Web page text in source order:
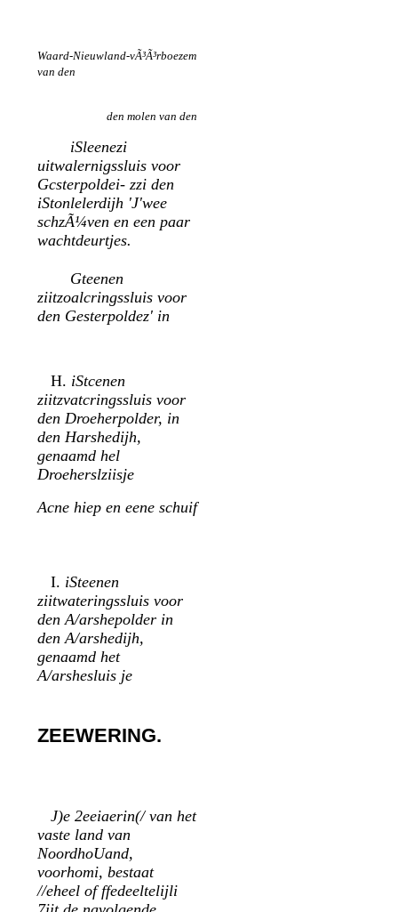
Waard-Nieuwland-vÃ³Ã³rboezem
van den
den molen van den
iSleenezi
uitwalernigssluis voor
Gcsterpoldei- zzi den
iStonlelerdijh 'J'wee
schzÃ¼ven en een paar
wachtdeurtjes.
Gteenen
ziitzoalcringssluis voor
den Gesterpoldez' in
H. iStcenen
ziitzvatcringssluis voor
den Droeherpolder, in
den Harshedijh,
genaamd hel
Droeherslziisje
Acne hiep en eene schuif
I. iSteenen
ziitwateringssluis voor
den A/arshepolder in
den A/arshedijh,
genaamd het
A/arshesluis je
ZEEWERING.
J)e 2eeiaerin(/ van het
vaste land van
NoordhoUand,
voorhomi, bestaat
//eheel of ffedeeltelijli